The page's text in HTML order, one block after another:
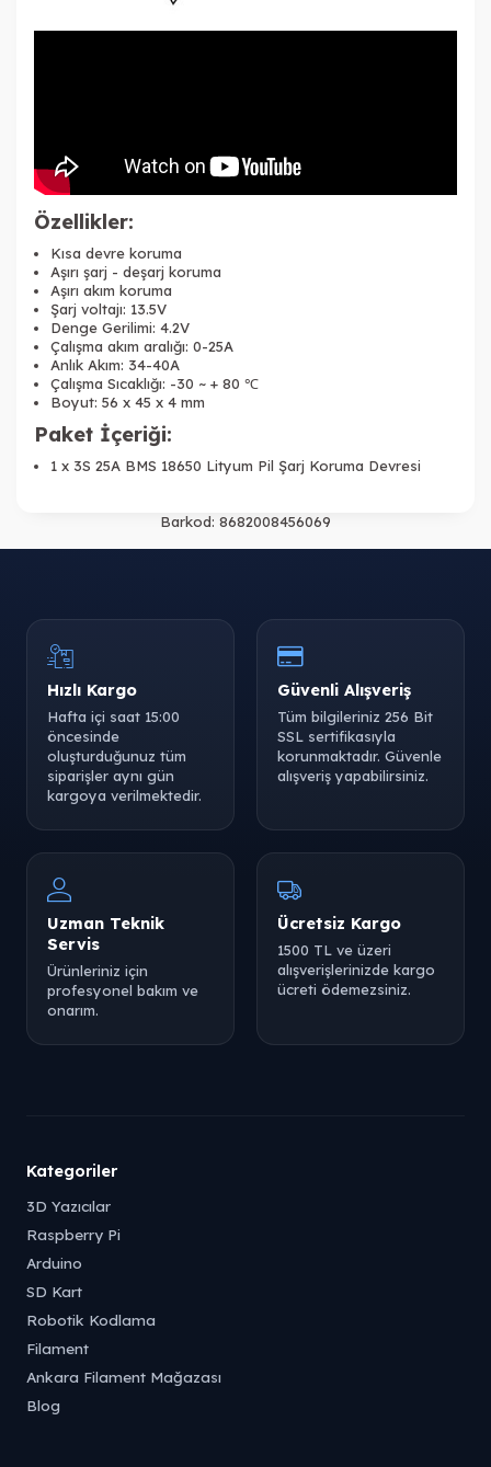
Özellikler:
Kısa devre koruma
Aşırı şarj - deşarj koruma
Aşırı akım koruma
Şarj voltajı: 13.5V
Denge Gerilimi: 4.2V
Çalışma akım aralığı: 0-25A
Anlık Akım: 34-40A
Çalışma Sıcaklığı: -30 ~ + 80 ℃
Boyut: 56 x 45 x 4 mm
Paket İçeriği:
1 x 3S 25A BMS 18650 Lityum Pil Şarj Koruma Devresi
Barkod: 8682008456069
Hızlı Kargo
Hafta içi saat 15:00
öncesinde
oluşturduğunuz tüm
siparişler aynı gün
kargoya verilmektedir.
Güvenli Alışveriş
Tüm bilgileriniz 256 Bit
SSL sertifikasıyla
korunmaktadır. Güvenle
alışveriş yapabilirsiniz.
Uzman Teknik
Servis
Ürünleriniz için
profesyonel bakım ve
onarım.
Ücretsiz Kargo
1500 TL ve üzeri
alışverişlerinizde kargo
ücreti ödemezsiniz.
Kategoriler
3D Yazıcılar
Raspberry Pi
Arduino
SD Kart
Robotik Kodlama
Filament
Ankara Filament Mağazası
Blog